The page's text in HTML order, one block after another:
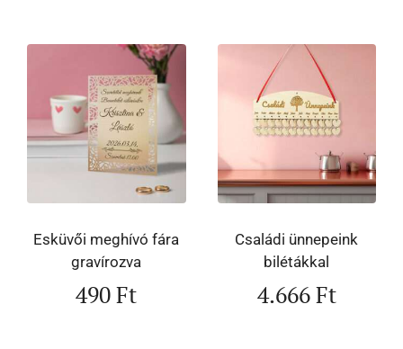
Esküvői meghívó fára
gravírozva
490Ft
Családi ünnepeink
bilétákkal
4.666Ft